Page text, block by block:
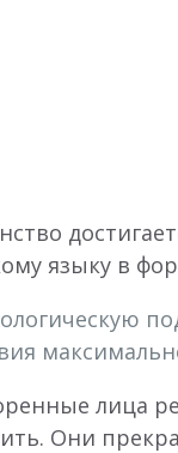
языку в
лица
Они